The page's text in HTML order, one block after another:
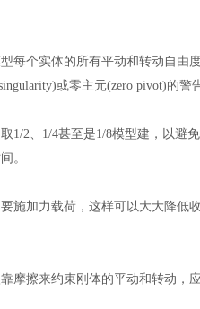
每个实体的所有平动和转动自由
或零主元(zero pivot)的警
1/2、1/4甚至是1/8模型建，以避
。
施加力载荷，这样可以大大降低
摩擦来约束刚体的平动和转动，